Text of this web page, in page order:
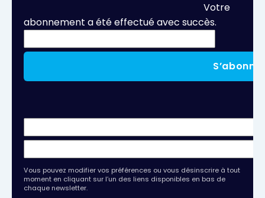
Votre
abonnement a été effectué avec succès.
Vous pouvez modifier vos préférences ou vous désinscrire à tout
moment en cliquant sur l’un des liens disponibles en bas de
chaque newsletter.